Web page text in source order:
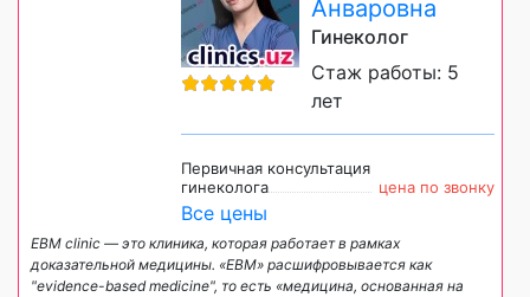
Анваровна
Гинеколог
Стаж работы: 5
лет
Первичная консультация
гинеколога
цена по звонку
Все цены
EBM clinic — это клиника, которая работает в рамках
доказательной медицины. «EBM» расшифровывается как
"evidence-based medicine", то есть «медицина, основанная на